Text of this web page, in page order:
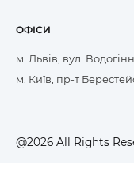
ОФІСИ
м. Львів, вул.
м. Київ, пр-т
@2026 All Rights